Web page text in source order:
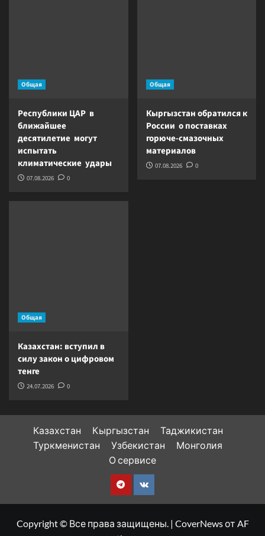
Общая
Республики ЦАР в
ближайшее
десятилетие могут
испытать
климатические удары
07.08.2026 0
Общая
Кыргызстан обратился к
России о поставках
горюче-смазочных
материалов
07.08.2026 0
Общая
Казахстан: вступил в
силу закон о цифровом
тенге
24.07.2026 0
Казахстан Кыргызстан
Таджикистан
Туркменистан
Узбекистан
Монголия
О сервисе
Telegram
VK
Copyright © Все права защищены. | CoverNewsот AF